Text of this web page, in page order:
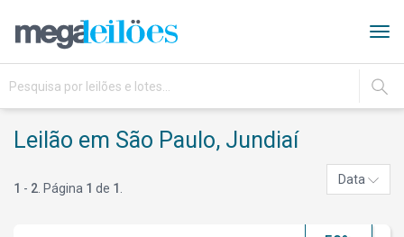
IR
Leilão em São Paulo, Jundiaí
1 - 2 . Página 1 de 1
Data